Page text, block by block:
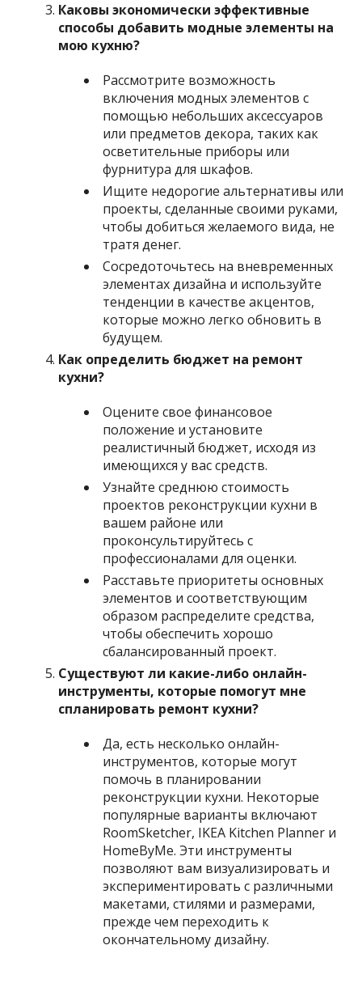
Каковы экономически эффективные
способы добавить модные элементы на
мою кухню?
Рассмотрите возможность
включения модных элементов с
помощью небольших аксессуаров
или предметов декора, таких как
осветительные приборы или
фурнитура для шкафов.
Ищите недорогие альтернативы или
проекты, сделанные своими руками,
чтобы добиться желаемого вида, не
тратя денег.
Сосредоточьтесь на вневременных
элементах дизайна и используйте
тенденции в качестве акцентов,
которые можно легко обновить в
будущем.
Как определить бюджет на ремонт
кухни?
Оцените свое финансовое
положение и установите
реалистичный бюджет, исходя из
имеющихся у вас средств.
Узнайте среднюю стоимость
проектов реконструкции кухни в
вашем районе или
проконсультируйтесь с
профессионалами для оценки.
Расставьте приоритеты основных
элементов и соответствующим
образом распределите средства,
чтобы обеспечить хорошо
сбалансированный проект.
Существуют ли какие-либо онлайн-
инструменты, которые помогут мне
спланировать ремонт кухни?
Да, есть несколько онлайн-
инструментов, которые могут
помочь в планировании
реконструкции кухни. Некоторые
популярные варианты включают
RoomSketcher, IKEA Kitchen Planner и
HomeByMe. Эти инструменты
позволяют вам визуализировать и
экспериментировать с различными
макетами, стилями и размерами,
прежде чем переходить к
окончательному дизайну.